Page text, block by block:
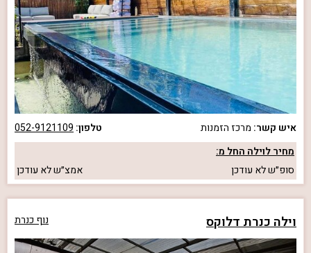
איש קשר: מרכז הזמנות טלפון: 052-9121109
מחיר לוילה החל מ:
סופ״שלא עודכן אמצ״שלא עודכן
וילה כנרת דלוקס נוף כנרת